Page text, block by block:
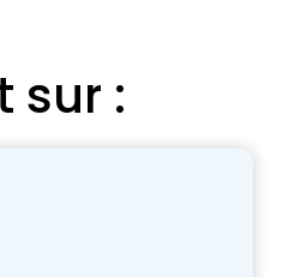
sur :